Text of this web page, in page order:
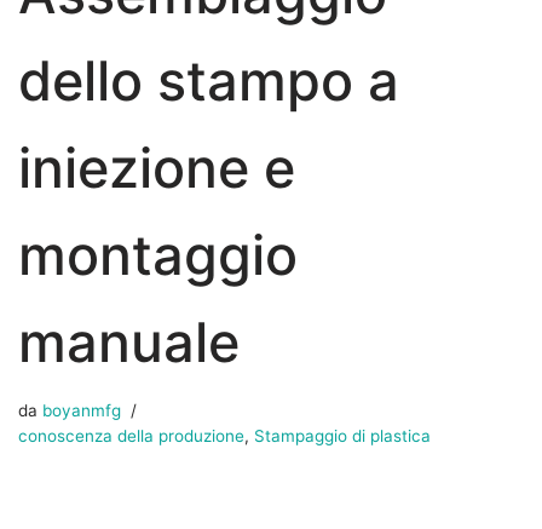
dello stampo a
iniezione e
montaggio
manuale
da boyanmfg
conoscenza della produzione, Stampaggio di plastica